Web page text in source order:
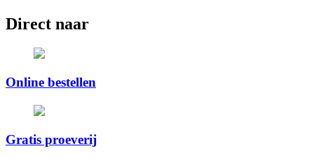
Direct naar
Online bestellen
Gratis proeverij